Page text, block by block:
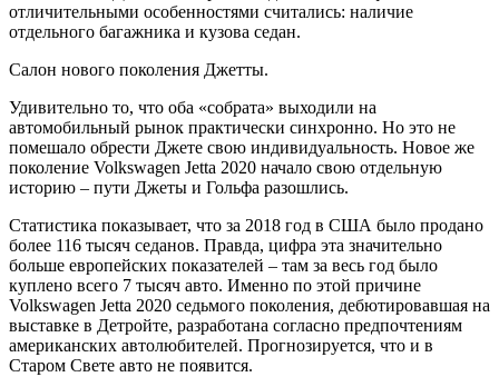
отличительными особенностями считались: наличие
отдельного багажника и кузова седан.
Салон нового поколения Джетты.
Удивительно то, что оба «собрата» выходили на
автомобильный рынок практически синхронно. Но это не
помешало обрести Джете свою индивидуальность. Новое же
поколение Volkswagen Jetta 2020 начало свою отдельную
историю – пути Джеты и Гольфа разошлись.
Статистика показывает, что за 2018 год в США было продано
более 116 тысяч седанов. Правда, цифра эта значительно
больше европейских показателей – там за весь год было
куплено всего 7 тысяч авто. Именно по этой причине
Volkswagen Jetta 2020 седьмого поколения, дебютировавшая на
выставке в Детройте, разработана согласно предпочтениям
американских автолюбителей. Прогнозируется, что и в
Старом Свете авто не появится.